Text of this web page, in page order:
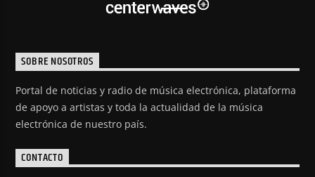
SOBRE NOSOTROS
Portal de noticias y radio de música electrónica, plataforma
de apoyo a artistas y toda la actualidad de la música
electrónica de nuestro país.
CONTACTO